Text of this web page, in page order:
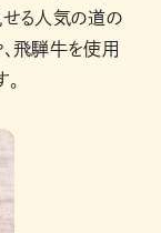
せる人気の道の
、飛騨牛を使用